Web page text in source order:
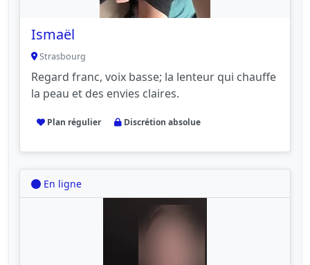
Ismaël
Strasbourg
Regard franc, voix basse; la lenteur qui chauffe
la peau et des envies claires.
Plan régulier Discrétion absolue
En ligne